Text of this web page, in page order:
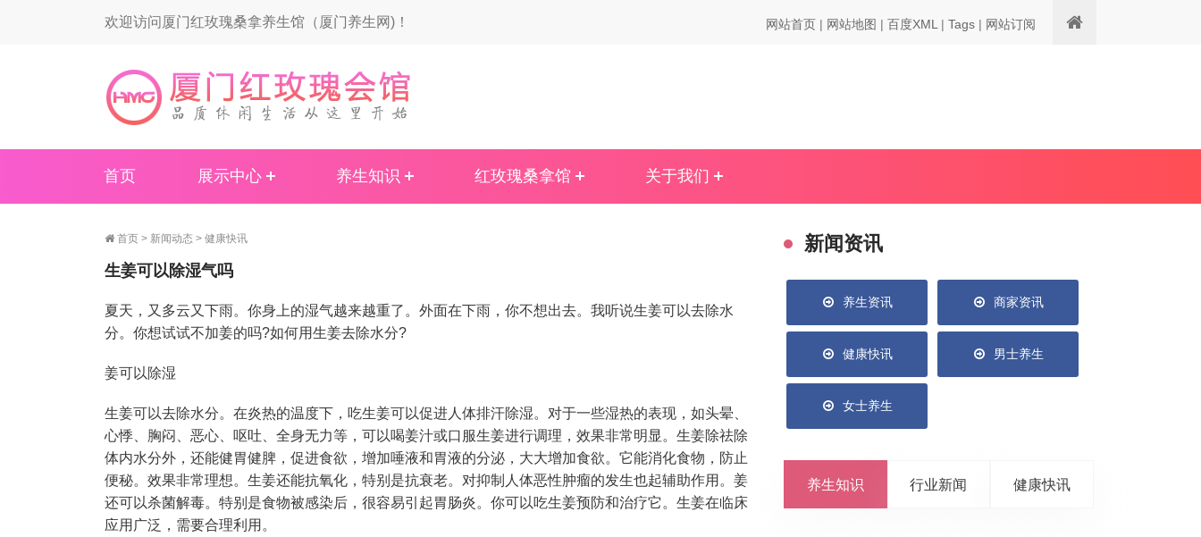
欢迎访问厦门红玫瑰桑拿养生馆（厦门养生网)！ 网站首页 | 网站地图 | 百度XML | Tags | 网站订阅
首页 展示中心 养生知识 红玫瑰桑拿馆 关于我们
首页 > 新闻动态 > 健康快讯
生姜可以除湿气吗
夏天，又多云又下雨。你身上的湿气越来越重了。外面在下雨，你不想出去。我听说生姜可以去除水
分。你想试试不加姜的吗?如何用生姜去除水分?
姜可以除湿
生姜可以去除水分。在炎热的温度下，吃生姜可以促进人体排汗除湿。对于一些湿热的表现，如头晕、
心悸、胸闷、恶心、呕吐、全身无力等，可以喝姜汁或口服生姜进行调理，效果非常明显。生姜除祛除
体内水分外，还能健胃健脾，促进食欲，增加唾液和胃液的分泌，大大增加食欲。它能消化食物，防止
便秘。效果非常理想。生姜还能抗氧化，特别是抗衰老。对抑制人体恶性肿瘤的发生也起辅助作用。姜
还可以杀菌解毒。特别是食物被感染后，很容易引起胃肠炎。你可以吃生姜预防和治疗它。生姜在临床
应用广泛，需要合理利用。
新闻资讯
养生资讯 商家资讯
健康快讯 男士养生
女士养生
养生知识 行业新闻 健康快讯